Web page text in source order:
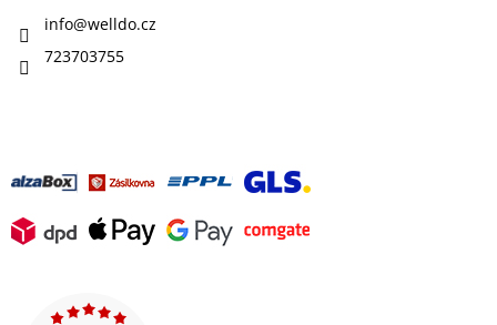
info@welldo.cz
723703755